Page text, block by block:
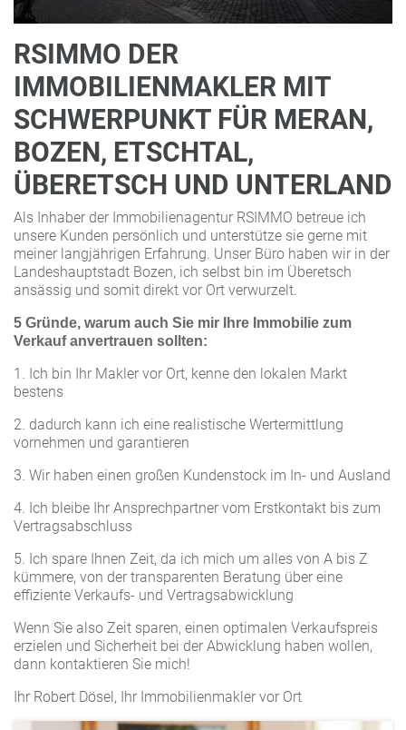
RSIMMO DER
IMMOBILIENMAKLER MIT
SCHWERPUNKT FÜR MERAN,
BOZEN, ETSCHTAL,
ÜBERETSCH UND UNTERLAND
Als Inhaber der Immobilienagentur RSIMMO betreue ich
unsere Kunden persönlich und unterstütze sie gerne mit
meiner langjährigen Erfahrung. Unser Büro haben wir in der
Landeshauptstadt Bozen, ich selbst bin im Überetsch
ansässig und somit direkt vor Ort verwurzelt.
5 Gründe, warum auch Sie mir Ihre Immobilie zum
Verkauf anvertrauen sollten:
1. Ich bin Ihr Makler vor Ort, kenne den lokalen Markt
bestens
2. dadurch kann ich eine realistische Wertermittlung
vornehmen und garantieren
3. Wir haben einen großen Kundenstock im In- und Ausland
4. Ich bleibe Ihr Ansprechpartner vom Erstkontakt bis zum
Vertragsabschluss
5. Ich spare Ihnen Zeit, da ich mich um alles von A bis Z
kümmere, von der transparenten Beratung über eine
effiziente Verkaufs- und Vertragsabwicklung
Wenn Sie also Zeit sparen, einen optimalen Verkaufspreis
erzielen und Sicherheit bei der Abwicklung haben wollen,
dann kontaktieren Sie mich!
Ihr Robert Dösel, Ihr Immobilienmakler vor Ort